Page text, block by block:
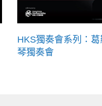
HKS獨奏會系列：葛
琴獨奏會